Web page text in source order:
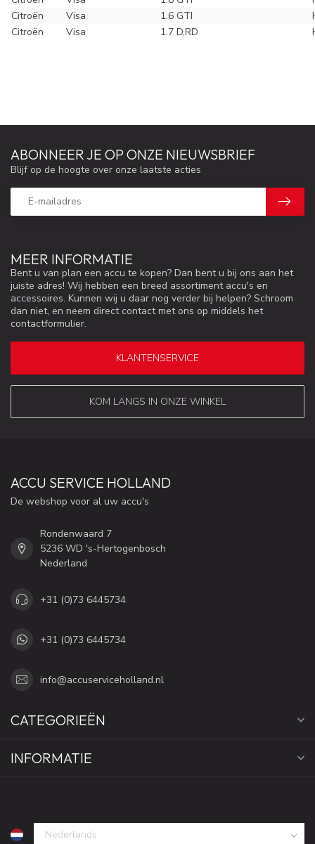
Citroën
Visa 1.6 GTI
Citroën
Visa 1.7 D,RD
MEER INFORMATIE
Bent u van plan een accu te kopen? Dan bent u bij ons aan het
juiste adres! Wij hebben een breed assortiment accu's en
accessoires. Kunnen wij u daar nog verder bij helpen? Schroom
dan niet, en neem direct contact met ons op middels het
contactformulier.
KLANTENSERVICE
KOM LANGS IN ONZE WINKEL
ABONNEER JE OP ONZE NIEUWSBRIEF
Blijf op de hoogte over onze laatste acties
ACCU SERVICE HOLLAND
De webshop voor al uw accu's
Rondenwaard 7
5236 WD 's-Hertogenbosch
Nederland
+31 (0)73 6445734
+31 (0)73 6445734
info@accuserviceholland.nl
CATEGORIEËN
INFORMATIE